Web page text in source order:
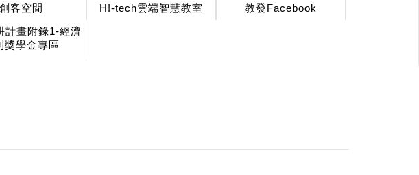
創客空間 H!-tech雲端智慧教室
教發Facebook
計畫附錄1-經濟
獎學金專區